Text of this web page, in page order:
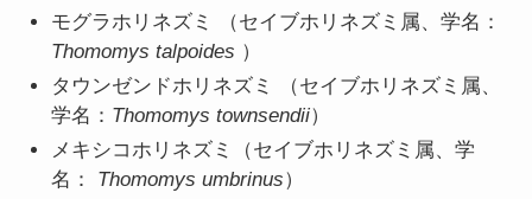
モグラホリネズミ （セイブホリネズミ属、学名：
Thomomys talpoides ）
タウンゼンドホリネズミ （セイブホリネズミ属、
学名： Thomomys townsendii）
メキシコホリネズミ（セイブホリネズミ属、学
名： Thomomys umbrinus）